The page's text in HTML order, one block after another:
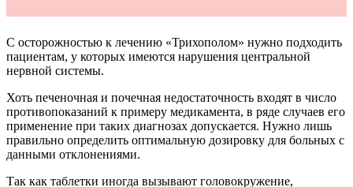
С осторожностью к лечению «Трихополом» нужно подходить
пациентам, у которых имеются нарушения центральной
нервной системы.
Хоть печеночная и почечная недостаточность входят в число
противопоказаний к примеру медикамента, в ряде случаев его
применение при таких диагнозах допускается. Нужно лишь
правильно определить оптимальную дозировку для больных с
данными отклонениями.
Так как таблетки иногда вызывают головокружение,